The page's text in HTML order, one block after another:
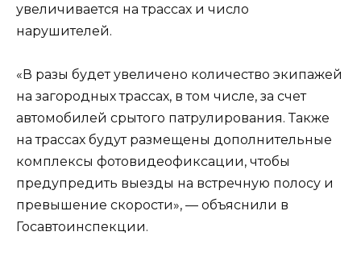
увеличивается на трассах и число
нарушителей.
«В разы будет увеличено количество экипажей
на загородных трассах, в том числе, за счет
автомобилей срытого патрулирования. Также
на трассах будут размещены дополнительные
комплексы фотовидеофиксации, чтобы
предупредить выезды на встречную полосу и
превышение скорости», — объяснили в
Госавтоинспекции.